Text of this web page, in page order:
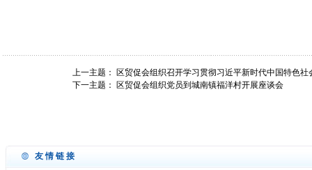
上一主题：
区贸促会组织召开学习贯彻习近平新时代中国特色
下一主题：
区贸促会组织党员到城南镇福洋村开展座谈会
友情链接